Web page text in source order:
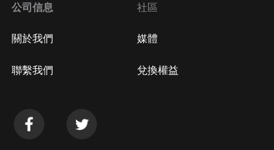
公司信息
關於我們
聯繫我們
社區
媒體
兌換權益